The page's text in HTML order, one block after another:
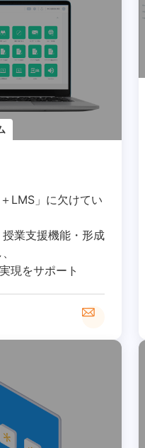
LMS」に欠けてい
業支援機能・形成
現をサポート